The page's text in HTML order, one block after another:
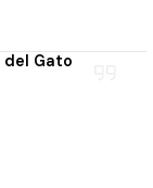
rápido y
del Gato